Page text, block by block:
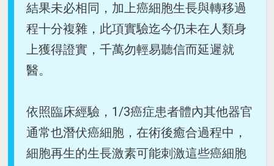
結果未必相同，加上癌細胞生長與轉移過
程十分複雜，此項實驗迄今仍未在人類身
上獲得證實，千萬勿輕易聽信而延遲就
醫。
依照臨床經驗，1/3癌症患者體內其他器官
通常也潛伏癌細胞，在術後癒合過程中，
細胞再生的生長激素可能刺激這些癌細胞